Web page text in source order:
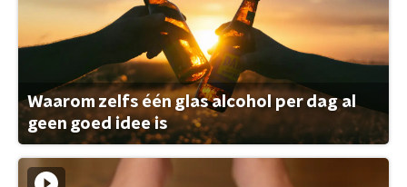
Waarom zelfs één glas alcohol per dag al
geen goed idee is